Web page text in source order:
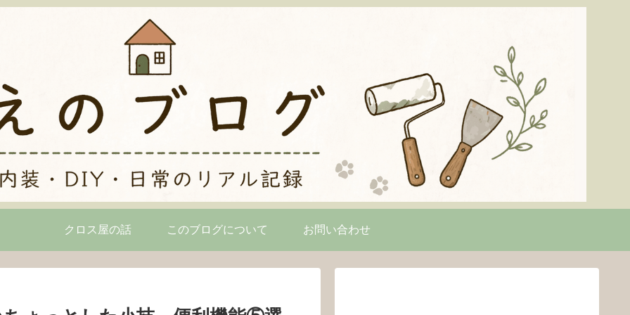
クロス屋の話 このブログについて お問い合わせ